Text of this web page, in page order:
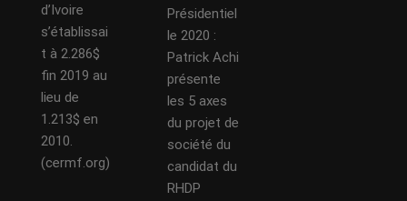
d’Ivoire
s’établissai
t à 2.286$
fin 2019 au
lieu de
1.213$ en
2010.
(cermf.org)
Présidentiel
le 2020 :
Patrick Achi
présente
les 5 axes
du projet de
société du
candidat du
RHDP